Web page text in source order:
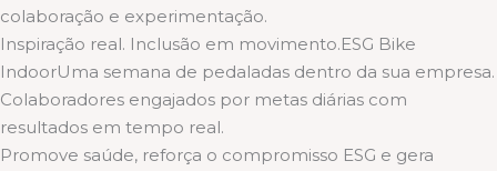
colaboração e experimentação.
Inspiração real. Inclusão em movimento.ESG Bike
IndoorUma semana de pedaladas dentro da sua empresa.
Colaboradores engajados por metas diárias com
resultados em tempo real.
Promove saúde, reforça o compromisso ESG e gera